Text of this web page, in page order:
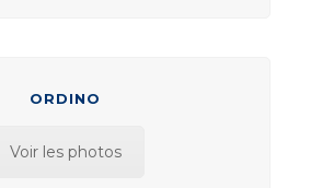
ORDINO
Voir les photos